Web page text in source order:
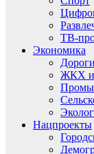
ТВ-
Экономика
ЖКХ и
Нацпроекты